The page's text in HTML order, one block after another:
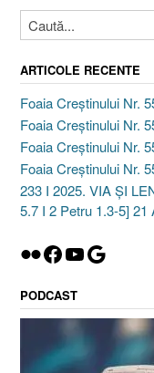
ARTICOLE RECENTE
Foaia Creștinului Nr.
Foaia Creștinului Nr.
Foaia Creștinului Nr.
Foaia Creștinului Nr.
233 I 2025. VIA ȘI
5.7 I 2 Petru 1.3-5] 21
Flickr
Facebook
YouTube
Google
PODCAST